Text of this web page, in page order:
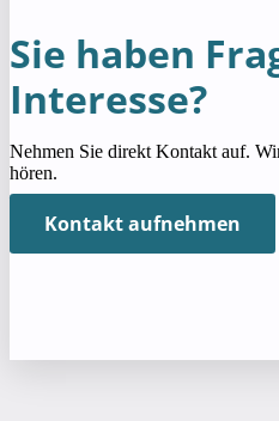
Sie haben
Interesse?
Nehmen Sie direkt Kontakt auf.
hören.
Kontakt aufnehmen